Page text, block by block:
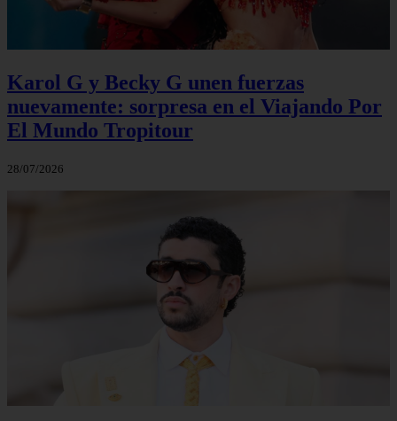
Karol G y Becky G unen fuerzas
nuevamente: sorpresa en el Viajando Por
El Mundo Tropitour
28/07/2026